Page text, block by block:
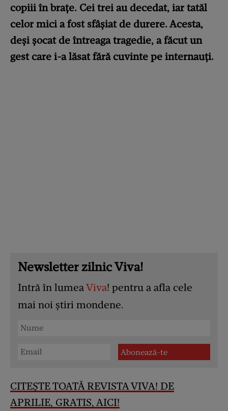
copiii în brațe. Cei trei au decedat, iar tatăl
celor mici a fost sfâșiat de durere. Acesta,
deși șocat de întreaga tragedie, a făcut un
gest care i-a lăsat fără cuvinte pe internauți.
Newsletter zilnic Viva!
Intră în lumeaViva! pentru a afla cele
mai noi știri mondene.
CITEȘTE TOATĂ REVISTA VIVA! DE
APRILIE, GRATIS, AICI!